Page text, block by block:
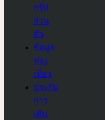
กรุ๊ป
ส่วน
ตัว
ข้อมูล
ท่อง
เที่ยว
ประกัน
การ
เดิน